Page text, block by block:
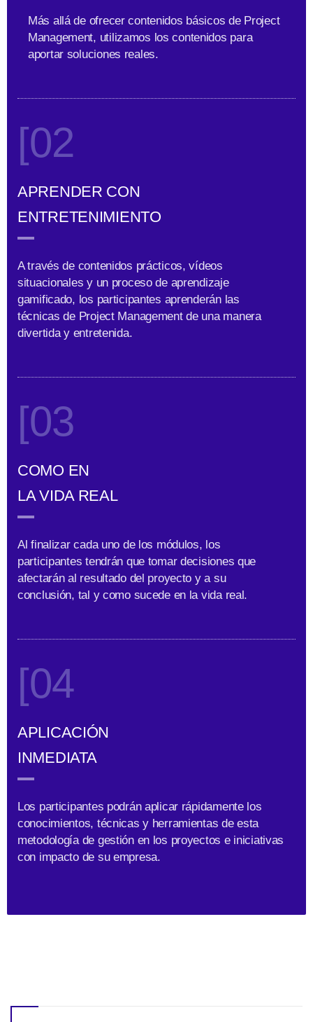
Más allá de ofrecer contenidos básicos de Project
Management, utilizamos los contenidos para
aportar soluciones reales.
[02
APRENDER CON
ENTRETENIMIENTO
A través de contenidos prácticos, vídeos
situacionales y un proceso de aprendizaje
gamificado, los participantes aprenderán las
técnicas de Project Management de una manera
divertida y entretenida.
[03
COMO EN
LA VIDA REAL
Al finalizar cada uno de los módulos, los
participantes tendrán que tomar decisiones que
afectarán al resultado del proyecto y a su
conclusión, tal y como sucede en la vida real.
[04
APLICACIÓN
INMEDIATA
Los participantes podrán aplicar rápidamente los
conocimientos, técnicas y herramientas de esta
metodología de gestión en los proyectos e iniciativas
con impacto de su empresa.